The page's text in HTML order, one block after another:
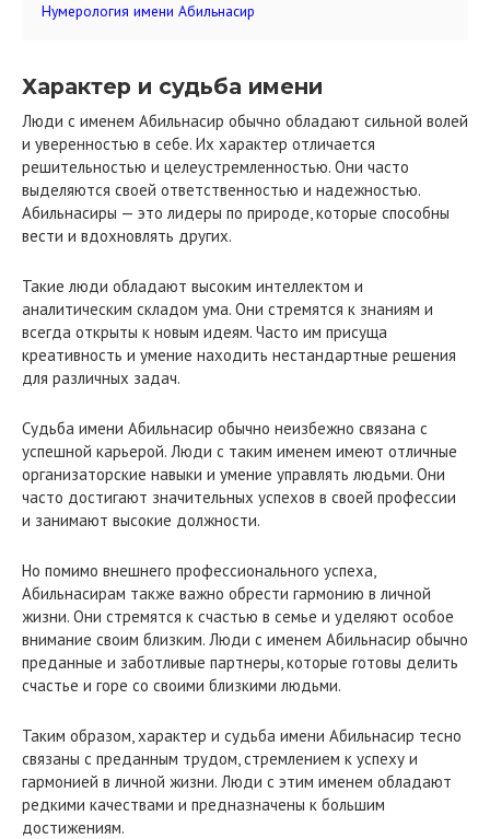
Нумерология имени Абильнасир
Характер и судьба имени
Люди с именем Абильнасир обычно обладают сильной волей
и уверенностью в себе. Их характер отличается
решительностью и целеустремленностью. Они часто
выделяются своей ответственностью и надежностью.
Абильнасиры — это лидеры по природе, которые способны
вести и вдохновлять других.
Такие люди обладают высоким интеллектом и
аналитическим складом ума. Они стремятся к знаниям и
всегда открыты к новым идеям. Часто им присуща
креативность и умение находить нестандартные решения
для различных задач.
Судьба имени Абильнасир обычно неизбежно связана с
успешной карьерой. Люди с таким именем имеют отличные
организаторские навыки и умение управлять людьми. Они
часто достигают значительных успехов в своей профессии
и занимают высокие должности.
Но помимо внешнего профессионального успеха,
Абильнасирам также важно обрести гармонию в личной
жизни. Они стремятся к счастью в семье и уделяют особое
внимание своим близким. Люди с именем Абильнасир обычно
преданные и заботливые партнеры, которые готовы делить
счастье и горе со своими близкими людьми.
Таким образом, характер и судьба имени Абильнасир тесно
связаны с преданным трудом, стремлением к успеху и
гармонией в личной жизни. Люди с этим именем обладают
редкими качествами и предназначены к большим
достижениям.